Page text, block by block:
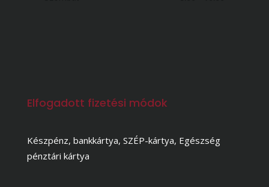
Elfogadott fizetési módok
Készpénz, bankkártya, SZÉP-kártya, Egészség
pénztári kártya